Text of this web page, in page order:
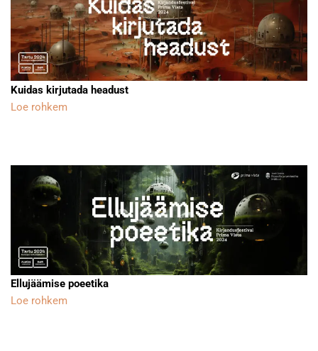
Kuidas kirjutada headust
Loe rohkem
Ellujäämise poeetika
Loe rohkem